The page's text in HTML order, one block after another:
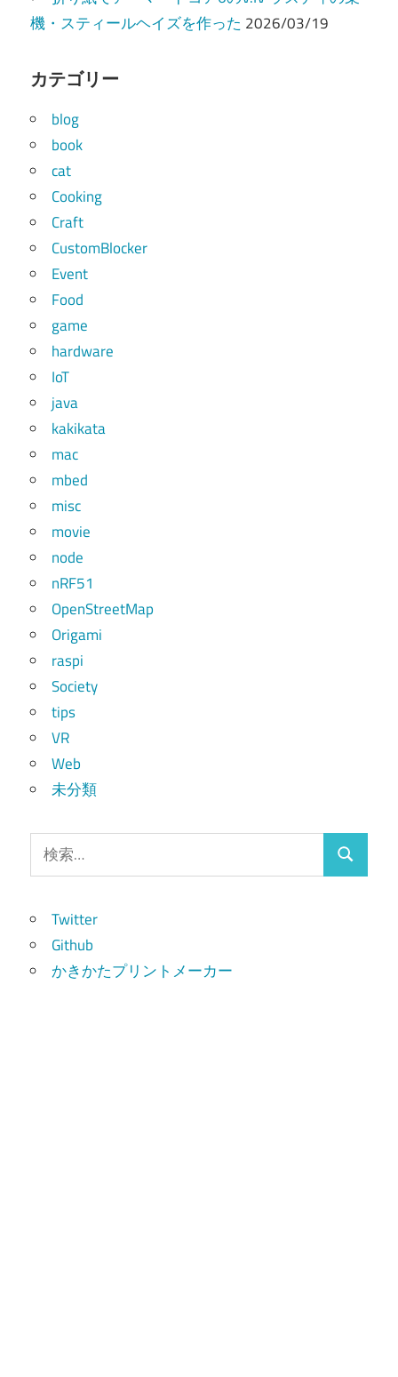
機・スティールヘイズを作った 2026/03/19
カテゴリー
blog
book
cat
Cooking
Craft
CustomBlocker
Event
Food
game
hardware
IoT
java
kakikata
mac
mbed
misc
movie
node
nRF51
OpenStreetMap
Origami
raspi
Society
tips
VR
Web
未分類
索:
検
Twitter
Github
かきかたプリントメーカー